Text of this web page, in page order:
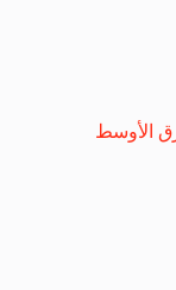
الأوسط